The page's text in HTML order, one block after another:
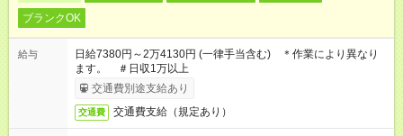
ブランクOK
給与
日給7380円～2万4130円 (一律手当含む) ＊作業により異なり
ます。 ＃日収1万以上
交通費別途支給あり
交通費 交通費支給（規定あり）